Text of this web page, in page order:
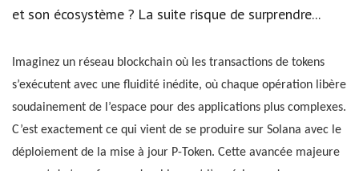
et son écosystème ? La suite risque de surprendre...
Imaginez un réseau blockchain où les transactions de tokens
s’exécutent avec une fluidité inédite, où chaque opération libère
soudainement de l’espace pour des applications plus complexes.
C’est exactement ce qui vient de se produire sur Solana avec le
déploiement de la mise à jour P-Token. Cette avancée majeure